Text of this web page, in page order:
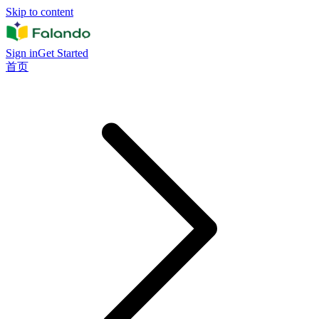
Skip to content
Sign inGet Started
首页